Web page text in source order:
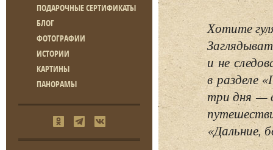
ПОДАРОЧНЫЕ СЕРТИФИКАТЫ
БЛОГ
ФОТОГРАФИИ
ИСТОРИИ
КАРТИНЫ
ПАНОРАМЫ
Хотите
и не
в разделе
три дня —
«Дальние,